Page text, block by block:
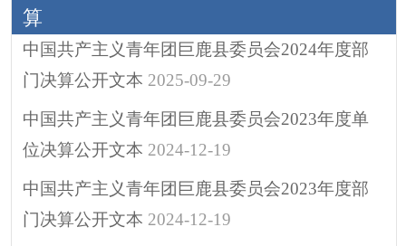
栏
重大建设项目
算
中国共产主义青年团巨鹿县委员会2024年度部
门决算公开文本 2025-09-29
中国共产主义青年团巨鹿县委员会2023年度单
位决算公开文本 2024-12-19
中国共产主义青年团巨鹿县委员会2023年度部
门决算公开文本 2024-12-19